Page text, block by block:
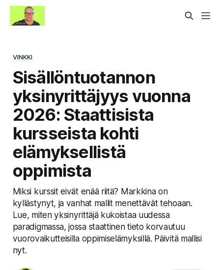
VINKKI
Sisällöntuotannon
yksinyrittäjyys vuonna
2026: Staattisista
kursseista kohti
elämyksellistä
oppimista
Miksi kurssit eivät enää riitä? Markkina on
kyllästynyt, ja vanhat mallit menettävät tehoaan.
Lue, miten yksinyrittäjä kukoistaa uudessa
paradigmassa, jossa staattinen tieto korvautuu
vuorovaikutteisilla oppimiselämyksillä. Päivitä mallisi
nyt.